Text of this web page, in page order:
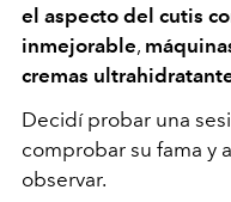
el aspecto del cutis
inmejorable,
cremas
Decidí probar una
comprobar su fama y
observar.